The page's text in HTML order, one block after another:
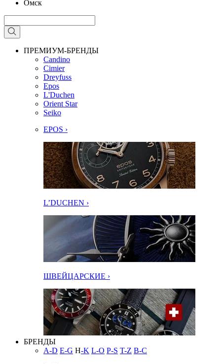
Омск
ПРЕМИУМ-БРЕНДЫ
Candino
Cimier
Dreyfuss
Epos
L'Duchen
Orient Star
Seiko
EPOS ›
L’DUCHEN ›
ШВЕЙЦАРСКИЕ ›
БРЕНДЫ
A-D E-G H-K L-O P-S T-Z В-С